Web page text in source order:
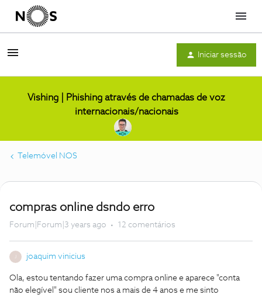
Menu
Iniciar sessão
Vishing | Phishing através de chamadas de voz
internacionais/nacionais
Telemóvel NOS
compras online dsndo erro
Forum|Forum|3 years ago 12 comentários
joaquim vinicius
Ola, estou tentando fazer uma compra online e aparece "conta
não elegível" sou cliente nos a mais de 4 anos e me sinto